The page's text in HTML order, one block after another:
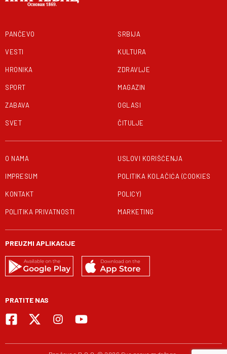
PANČEVO
VESTI
HRONIKA
SPORT
ZABAVA
SVET
SRBIJA
KULTURA
ZDRAVLJE
MAGAZIN
OGLASI
ČITULJE
O NAMA
IMPRESUM
KONTAKT
POLITIKA PRIVATNOSTI
USLOVI KORIŠĆENJA
POLITIKA KOLAČIĆA (COOKIES
POLICY)
MARKETING
PREUZMI APLIKACIJE
PRATITE NAS